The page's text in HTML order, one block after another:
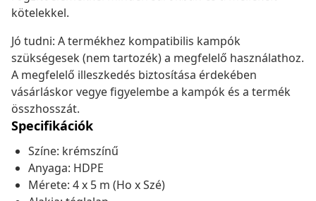
kötelekkel.
Jó tudni: A termékhez kompatibilis kampók
szükségesek (nem tartozék) a megfelelő használathoz.
A megfelelő illeszkedés biztosítása érdekében
vásárláskor vegye figyelembe a kampók és a termék
összhosszát.
Specifikációk
Színe: krémszínű
Anyaga: HDPE
Mérete: 4 x 5 m (Ho x Szé)